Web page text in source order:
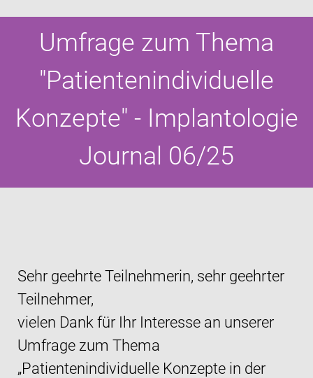
Umfrage zum Thema
"Patientenindividuelle
Konzepte" - Implantologie
Journal 06/25
Sehr geehrte Teilnehmerin, sehr geehrter
Teilnehmer,
vielen Dank für Ihr Interesse an unserer
Umfrage zum Thema
„Patientenindividuelle Konzepte in der